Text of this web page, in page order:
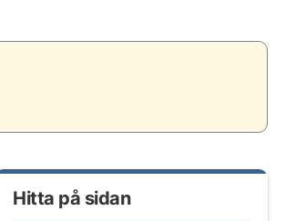
Hitta på sidan